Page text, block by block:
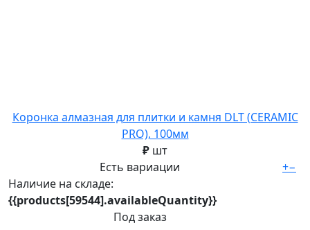
Коронка алмазная для плитки и камня DLT (CERAMIC
PRO), 100мм
₽ шт
Есть вариации
Наличие на складе:
{{products[59544].availableQuantity}}
Под заказ
+−